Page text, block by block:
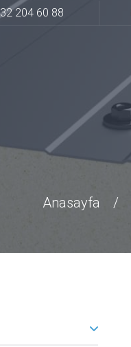
204 60 88
Anasayfa